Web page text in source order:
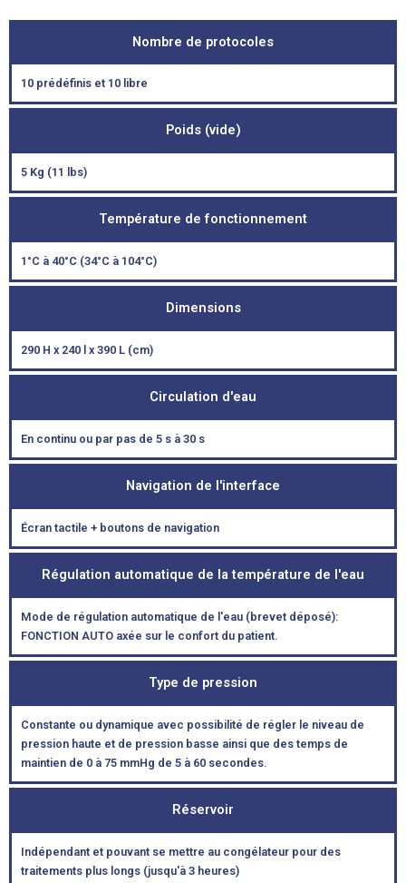
Nombre de protocoles
10 prédéfinis et 10 libre
Poids (vide)
5 Kg (11 lbs)
Température de fonctionnement
1°C à 40°C (34°C à 104°C)
Dimensions
290 H x 240 l x 390 L (cm)
Circulation d'eau
En continu ou par pas de 5 s à 30 s
Navigation de l'interface
Écran tactile + boutons de navigation
Régulation automatique de la température de l'eau
Mode de régulation automatique de l'eau (brevet déposé):
FONCTION AUTO axée sur le confort du patient.
Type de pression
Constante ou dynamique avec possibilité de régler le niveau de
pression haute et de pression basse ainsi que des temps de
maintien de 0 à 75 mmHg de 5 à 60 secondes.
Réservoir
Indépendant et pouvant se mettre au congélateur pour des
traitements plus longs (jusqu'à 3 heures)